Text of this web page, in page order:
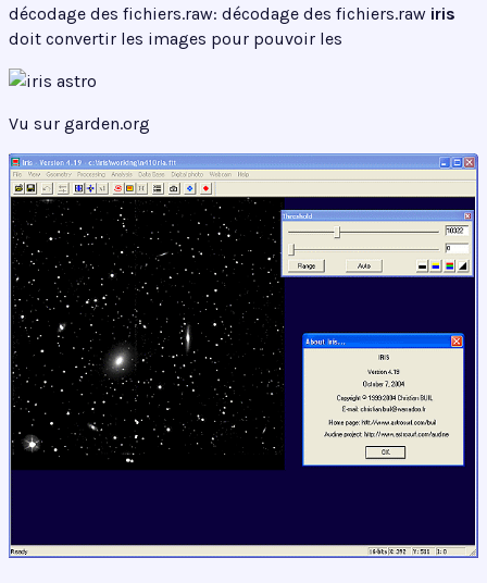
décodage des fichiers.raw: décodage des fichiers.raw iris
doit convertir les images pour pouvoir les
Vu sur garden.org